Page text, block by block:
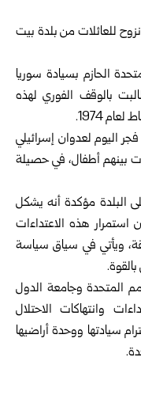
للعائلات من بلدة بيت
الحازم بسيادة سوريا
بالوقف الفوري لهذه
1974.
اليوم لعدوان إسرائيلي
العشرات بينهم أطفال، في حصيلة
البلدة مؤكدة أنه يشكل
استمرار هذه الاعتداءات
ويأتي في سياق سياسة
المتحدة وجامعة الدول
وانتهاكات الاحتلال
سيادتها ووحدة أراضيها